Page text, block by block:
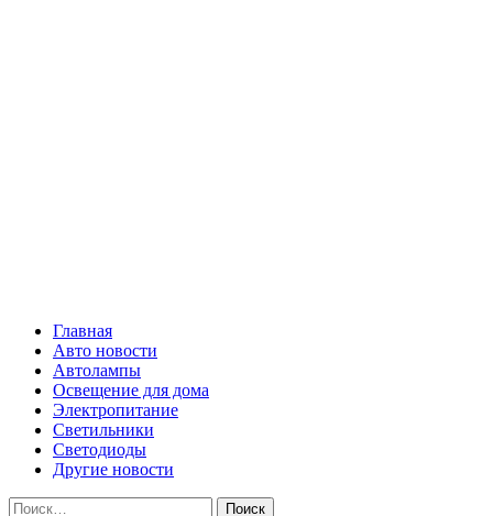
Главная
Авто новости
Автолампы
Освещение для дома
Электропитание
Светильники
Светодиоды
Другие новости
Найти: